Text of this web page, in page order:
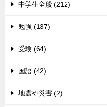
中学生全般 (212)
勉強 (137)
受験 (64)
国語 (42)
地震や災害 (2)